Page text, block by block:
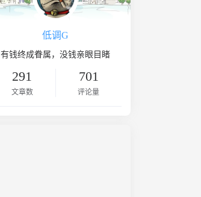
低调G
有钱终成眷属，没钱亲眼目睹
291
文章数
701
评论量